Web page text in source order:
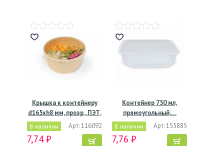
Крышка к контейнеру
d165хh8 мм, прозр., ПЭТ,
В наличии Арт: 116092
7,74 ₽
Контейнер 750 мл,
прямоугольный,…
В наличии Арт: 155885
7,76 ₽